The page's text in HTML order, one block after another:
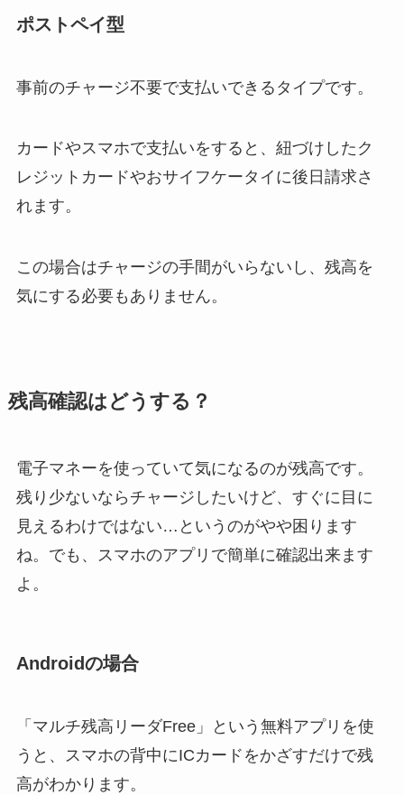
ポストペイ型
事前のチャージ不要で支払いできるタイプです。
カードやスマホで支払いをすると、紐づけしたク
レジットカードやおサイフケータイに後日請求さ
れます。
この場合はチャージの手間がいらないし、残高を
気にする必要もありません。
残高確認はどうする？
電子マネーを使っていて気になるのが残高です。
残り少ないならチャージしたいけど、すぐに目に
見えるわけではない…というのがやや困ります
ね。でも、スマホのアプリで簡単に確認出来ます
よ。
Androidの場合
「マルチ残高リーダFree」という無料アプリを使
うと、スマホの背中にICカードをかざすだけで残
高がわかります。